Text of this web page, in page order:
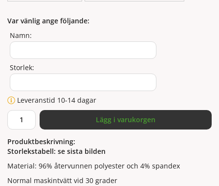
Var vänlig ange följande:
Namn:
Storlek:
Leveranstid 10-14 dagar
Lägg i varukorgen
Produktbeskrivning:
Storlekstabell: se sista bilden
Material: 96% återvunnen polyester och 4% spandex
Normal maskintvätt vid 30 grader